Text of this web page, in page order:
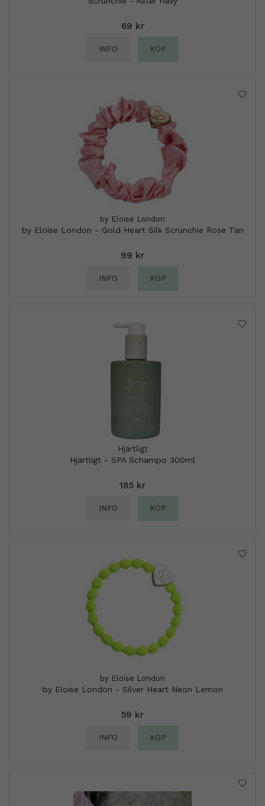
69 kr
INFO KÖP
by Eloise London
by Eloise London - Gold Heart Silk Scrunchie Rose Tan
99 kr
INFO KÖP
Hjärtligt
Hjärtligt - SPA Schampo 300ml
185 kr
INFO KÖP
by Eloise London
by Eloise London - Silver Heart Neon Lemon
59 kr
INFO KÖP